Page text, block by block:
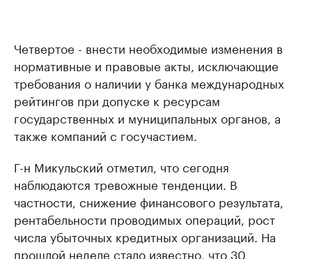
Четвертое - внести необходимые изменения в
нормативные и правовые акты, исключающие
требования о наличии у банка международных
рейтингов при допуске к ресурсам
государственных и муниципальных органов, а
также компаний с госучастием.
Г-н Микульский отметил, что сегодня
наблюдаются тревожные тенденции. В
частности, снижение финансового результата,
рентабельности проводимых операций, рост
числа убыточных кредитных организаций. На
прошлой неделе стало известно, что 30